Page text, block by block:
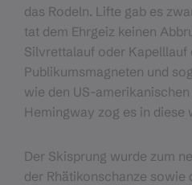
das Rodeln. Lifte gab es
tat dem Ehrgeiz keinen
Silvrettalauf oder
Publikumsmagneten und
wie den US-
Hemingway zog es in diese
Der Skisprung wurde zum
der Rhätikonschanze sowie